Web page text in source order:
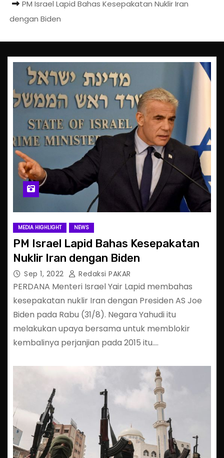
PM Israel Lapid Bahas Kesepakatan Nuklir Iran
dengan Biden
MEDIA HIGHLIGHT NEWS
PM Israel Lapid Bahas Kesepakatan
Nuklir Iran dengan Biden
Sep 1, 2022 Redaksi PAKAR
PERDANA Menteri Israel Yair Lapid membahas
kesepakatan nuklir Iran dengan Presiden AS Joe
Biden pada Rabu (31/8). Negara Yahudi itu
melakukan upaya bersama untuk memblokir
kembalinya perjanjian pada 2015 itu.…